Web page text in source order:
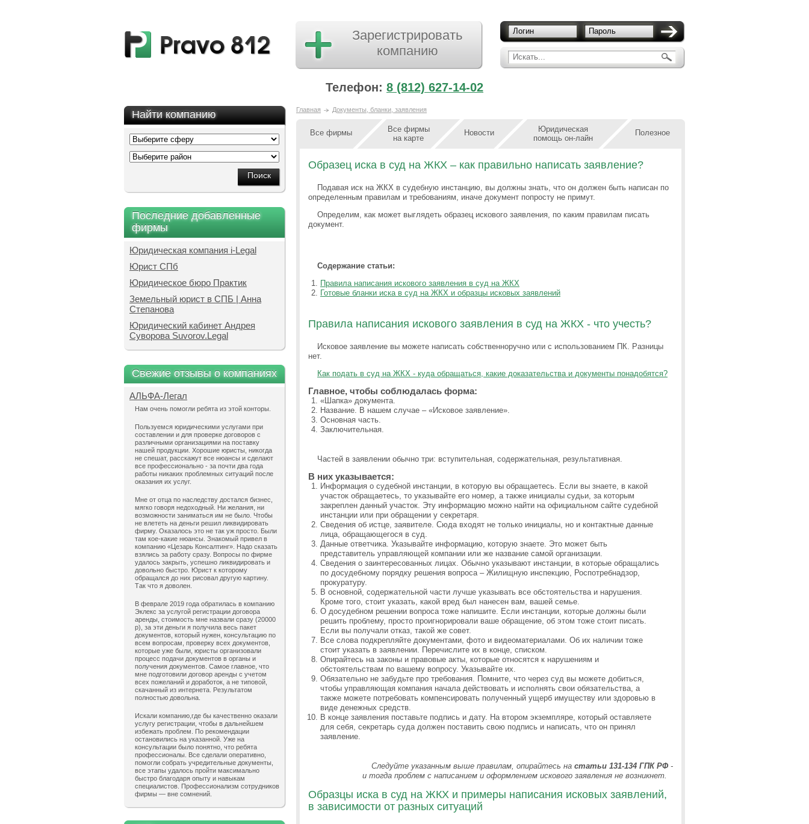
Искать...
Логин Пароль
Зарегистрировать
компанию
Телефон: 8 (812) 627-14-02
Найти компанию
Последние добавленные
фирмы
Юридическая компания i-Legal
Юрист СПб
Юридическое бюро Практик
Земельный юрист в СПБ | Анна
Степанова
Юридический кабинет Андрея
Суворова Suvorov.Legal
Свежие отзывы о компаниях
АЛЬФА-Легал
Нам очень помогли ребята из этой конторы.
Пользуемся юридическими услугами при
составлении и для проверке договоров с
различными организациями на поставку
нашей продукции. Хорошие юристы, никогда
не спешат, расскажут все нюансы и сделают
все профессионально - за почти два года
работы никаких проблемных ситуаций после
оказания их услуг.
Мне от отца по наследству достался бизнес,
мягко говоря недоходный. Ни желания, ни
возможности заниматься им не было. Чтобы
не влететь на деньги решил ликвидировать
фирму. Оказалось это не так уж просто. Были
там кое-какие нюансы. Знакомый привел в
компанию «Цезарь Консалтинг». Надо сказать
взялись за работу сразу. Вопросы по фирме
удалось закрыть, успешно ликвидировать и
довольно быстро. Юрист к которому
обращался до них рисовал другую картину.
Так что я доволен.
В феврале 2019 года обратилась в компанию
Эклекс за услугой регистрации договора
аренды, стоимость мне назвали сразу (20000
р), за эти деньги я получила весь пакет
документов, который нужен, консультацию по
всем вопросам, проверку всех документов,
которые уже были, юристы организовали
процесс подачи документов в органы и
получения документов. Самое главное, что
мне подготовили договор аренды с учетом
всех пожеланий и доработок, а не типовой,
скачанный из интернета. Результатом
полностью довольна.
Искали компанию,где бы качественно оказали
услугу регистрации, чтобы в дальнейшем
избежать проблем. По рекомендации
остановились на указанной. Уже на
консультации было понятно, что ребята
профессионалы. Все сделали оперативно,
помогли собрать учредительные документы,
все этапы удалось пройти максимально
быстро благодаря опыту и навыкам
специалистов. Профессионализм сотрудников
фирмы — вне сомнений.
Главная Документы, бланки, заявления
Все фирмы
Все фирмы
на карте
Новости
Юридическая
помощь он-лайн
Полезное
Образец иска в суд на ЖКХ – как правильно написать заявление?
Подавая иск на ЖКХ в судебную инстанцию, вы должны знать, что он должен быть написан по
определенным правилам и требованиям, иначе документ попросту не примут.
Определим, как может выглядеть образец искового заявления, по каким правилам писать
документ.
Содержание статьи:
Правила написания искового заявления в суд на ЖКХ
Готовые бланки иска в суд на ЖКХ и образцы исковых заявлений
Правила написания искового заявления в суд на ЖКХ - что учесть?
Исковое заявление вы можете написать собственноручно или с использованием ПК. Разницы
нет.
Как подать в суд на ЖКХ - куда обращаться, какие доказательства и документы понадобятся?
Главное, чтобы соблюдалась форма:
«Шапка» документа.
Название. В нашем случае – «Исковое заявление».
Основная часть.
Заключительная.
Частей в заявлении обычно три: вступительная, содержательная, результативная.
В них указывается:
Информация о судебной инстанции, в которую вы обращаетесь. Если вы знаете, в какой
участок обращаетесь, то указывайте его номер, а также инициалы судьи, за которым
закреплен данный участок. Эту информацию можно найти на официальном сайте судебной
инстанции или при обращении у секретаря.
Сведения об истце, заявителе. Сюда входят не только инициалы, но и контактные данные
лица, обращающегося в суд.
Данные ответчика. Указывайте информацию, которую знаете. Это может быть
представитель управляющей компании или же название самой организации.
Сведения о заинтересованных лицах. Обычно указывают инстанции, в которые обращались
по досудебному порядку решения вопроса – Жилищную инспекцию, Роспотребнадзор,
прокуратуру.
В основной, содержательной части лучше указывать все обстоятельства и нарушения.
Кроме того, стоит указать, какой вред был нанесен вам, вашей семье.
О досудебном решении вопроса тоже напишите. Если инстанции, которые должны были
решить проблему, просто проигнорировали ваше обращение, об этом тоже стоит писать.
Если вы получали отказ, такой же совет.
Все слова подкрепляйте документами, фото и видеоматериалами. Об их наличии тоже
стоит указать в заявлении. Перечислите их в конце, списком.
Опирайтесь на законы и правовые акты, которые относятся к нарушениям и
обстоятельствам по вашему вопросу. Указывайте их.
Обязательно не забудьте про требования. Помните, что через суд вы можете добиться,
чтобы управляющая компания начала действовать и исполнять свои обязательства, а
также можете потребовать компенсировать полученный ущерб имуществу или здоровью в
виде денежных средств.
В конце заявления поставьте подпись и дату. На втором экземпляре, который оставляете
для себя, секретарь суда должен поставить свою подпись и написать, что он принял
заявление.
Следуйте указанным выше правилам, опирайтесь на статьи 131-134 ГПК РФ -
и тогда проблем с написанием и оформлением искового заявления не возникнет.
Образцы иска в суд на ЖКХ и примеры написания исковых заявлений,
в зависимости от разных ситуаций